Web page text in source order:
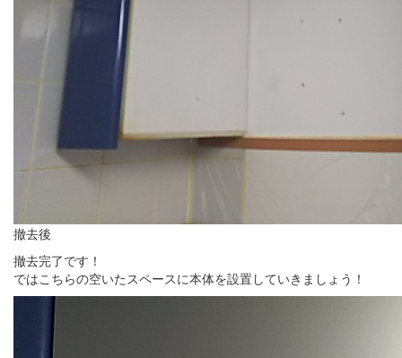
撤去後
撤去完了です！
ではこちらの空いたスペースに本体を設置していきましょう！